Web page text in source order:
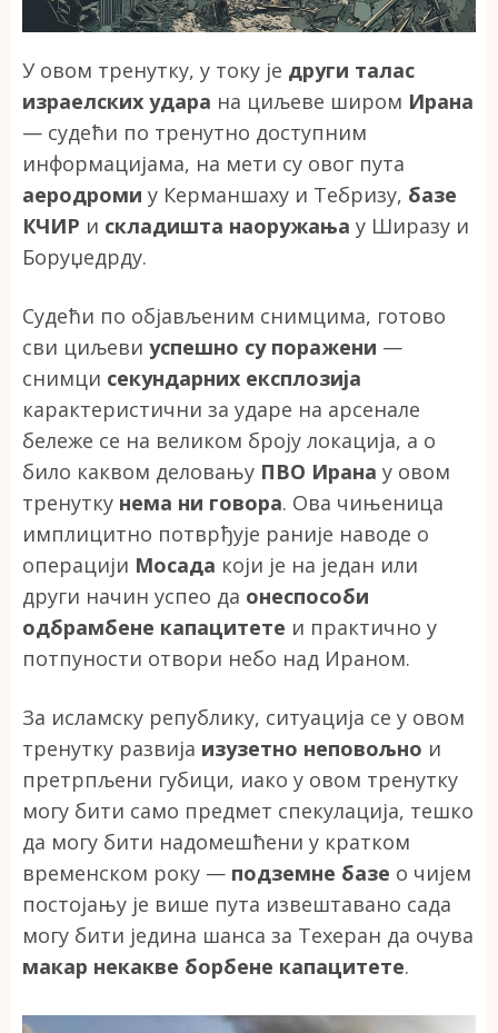
У овом тренутку, у току је други талас
израелских удара на циљеве широм Ирана
— судећи по тренутно доступним
информацијама, на мети су овог пута
аеродроми у Керманшаху и Тебризу, базе
КЧИР и складишта наоружања у Ширазу и
Боруџедрду.
Судећи по објављеним снимцима, готово
сви циљеви успешно су поражени —
снимци секундарних експлозија
карактеристични за ударе на арсенале
бележе се на великом броју локација, а о
било каквом деловању ПВО Ирана у овом
тренутку нема ни говора. Ова чињеница
имплицитно потврђује раније наводе о
операцији Мосада који је на један или
други начин успео да онеспособи
одбрамбене капацитете и практично у
потпуности отвори небо над Ираном.
За исламску републику, ситуација се у овом
тренутку развија изузетно неповољно и
претрпљени губици, иако у овом тренутку
могу бити само предмет спекулација, тешко
да могу бити надомешћени у кратком
временском року — подземне базе о чијем
постојању је више пута извештавано сада
могу бити једина шанса за Техеран да очува
макар некакве борбене капацитете.